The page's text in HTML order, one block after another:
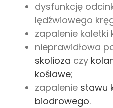
dysfunkcję
lędźwiowego
zapalenie kaletki
nieprawidłowa
skolioza czy
koślawe;
zapalenie stawu
biodrowego.